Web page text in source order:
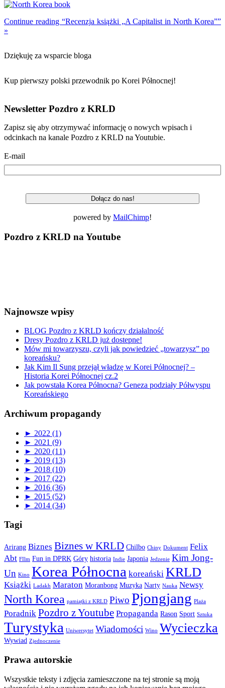
Continue reading “Recenzja książki „A Capitalist in North Korea””
»
Dziękuję za wsparcie bloga
Kup pierwszy polski przewodnik po Korei Północnej!
Newsletter Pozdro z KRLD
Zapisz się aby otrzymywać informację o nowych wpisach i
odcinkach na kanale Pozdro z KRLD na Youtubie.
E-mail
powered by MailChimp!
Pozdro z KRLD na Youtube
Najnowsze wpisy
BLOG Pozdro z KRLD kończy działalność
Dresy Pozdro z KRLD już dostepne!
Mów mi towarzyszu, czyli jak powiedzieć „towarzysz” po
koreańsku?
Jak Kim Il Sung przejął władzę w Korei Północnej? –
Historia Korei Północnej cz.2
Jak powstała Korea Północna? Geneza podziały Półwyspu
Koreańskiego
Archiwum propagandy
► 2022 (1)
► 2021 (9)
► 2020 (11)
► 2019 (13)
► 2018 (10)
► 2017 (22)
► 2016 (36)
► 2015 (52)
► 2014 (34)
Tagi
Arirang Biznes Biznes w KRLD Chilbo Chiny Dokument Felix
Abt FIlm Fun in DPRK Góry historia Indie Japonia Jedzenie Kim Jong-
Un Kino Korea Północna koreański KRLD
Książki Ladakh Maraton Moranbong Muzyka Narty Nauka Newsy
North Korea pamiątki z KRLD Piwo Pjongjang Plaża
Poradnik Pozdro z Youtube Propaganda Rason Sport Sztuka
Turystyka Uniwersytet Wiadomości Wino Wycieczka
Wywiad Zjednoczenie
Prawa autorskie
Wszystkie teksty i zdjęcia zamieszczone na tej stronie są moją